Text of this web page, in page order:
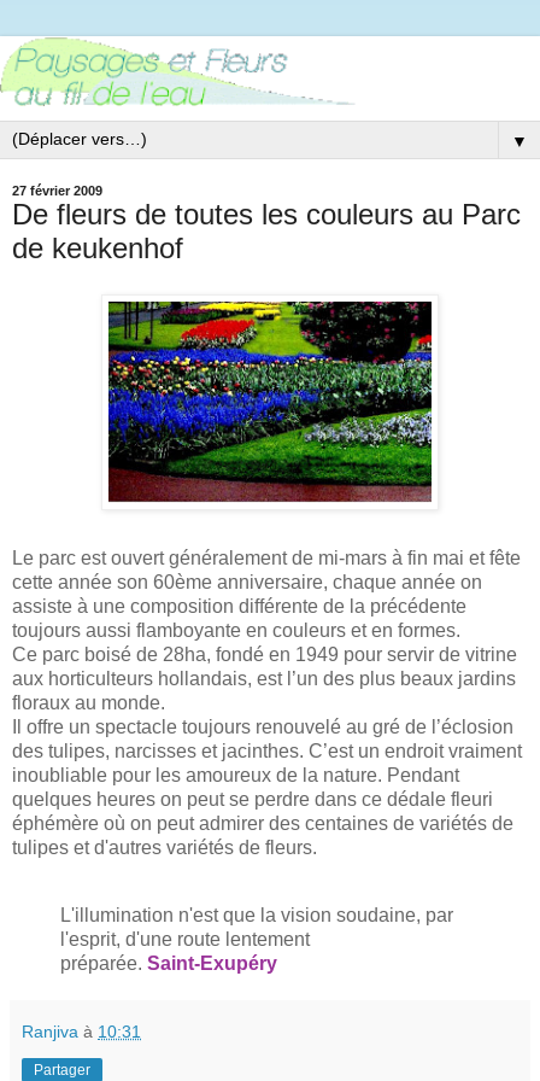
▼
27 février 2009
De fleurs de toutes les couleurs au Parc
de keukenhof
Le parc est ouvert généralement de mi-mars à fin mai et fête
cette année son 60ème anniversaire, chaque année on
assiste à une composition différente de la précédente
toujours aussi flamboyante en couleurs et en formes.
Ce parc boisé de 28ha, fondé en 1949 pour servir de vitrine
aux horticulteurs hollandais, est l’un des plus beaux jardins
floraux au monde.
Il offre un spectacle toujours renouvelé au gré de l’éclosion
des tulipes, narcisses et jacinthes. C’est un endroit vraiment
inoubliable pour les amoureux de la nature. Pendant
quelques heures on peut se perdre dans ce dédale fleuri
éphémère où on peut admirer des centaines de variétés de
tulipes et d'autres variétés de fleurs.
L'illumination n'est que la vision soudaine, par
l'esprit, d'une route lentement
préparée. Saint-Exupéry
Ranjiva à 10:31
Partager